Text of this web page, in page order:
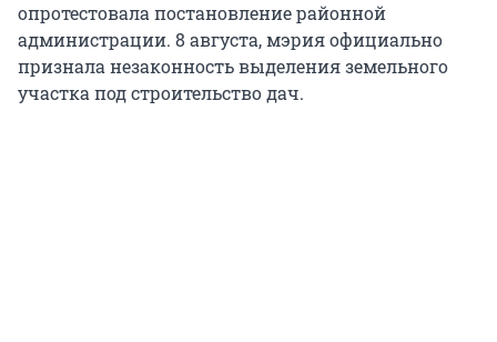
опротестовала постановление районной
администрации. 8 августа, мэрия официально
признала незаконность выделения земельного
участка под строительство дач.